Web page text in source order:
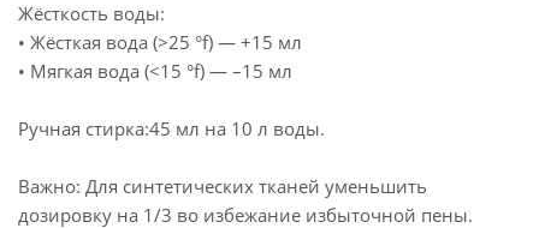
Жёсткость воды:
• Жёсткая вода (>25 °f) — +15 мл
• Мягкая вода (<15 °f) — –15 мл
Ручная стирка:45 мл на 10 л воды.
Важно: Для синтетических тканей уменьшить
дозировку на 1/3 во избежание избыточной пены.